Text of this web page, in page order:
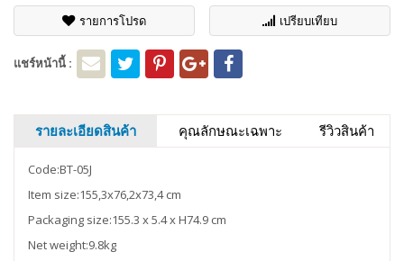
รายการโปรด เปรียบเทียบ
แชร์หน้านี้ :
รายละเอียดสินค้า คุณลักษณะเฉพาะ รีวิวสินค้า
Code:BT-05J
Item size:155,3x76,2x73,4 cm
Packaging size:155.3 x 5.4 x H74.9 cm
Net weight:9.8kg